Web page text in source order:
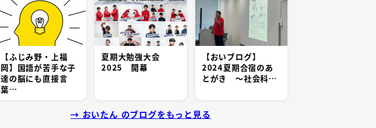
【ふじみ野・上福
岡】国語が苦手な子
達の脳にも直接言
葉…
夏期大勉強大会
2025 開幕
【おいブログ】
2024夏期合宿のあ
とがき ～社会科…
→ おいたん のブログをもっと見る